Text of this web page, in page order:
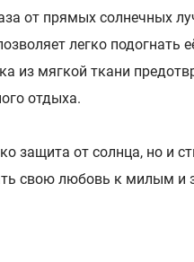
от прямых солнечных
легко
из мягкой ткани
отдыха.
защита от солнца, но и
свою любовь к милым и